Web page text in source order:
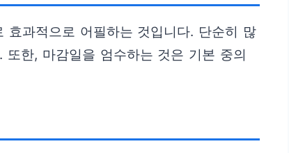
과적으로 어필하는 것입니다. 단순히 많
한, 마감일을 엄수하는 것은 기본 중의